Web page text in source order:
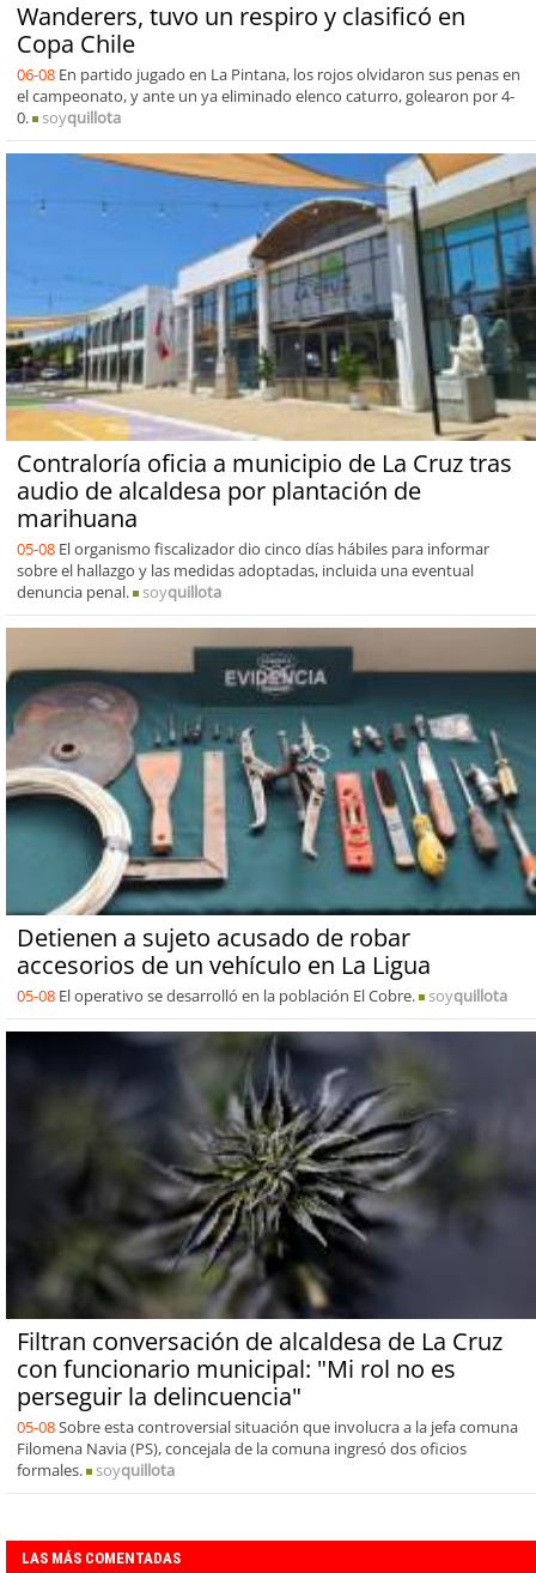
Wanderers, tuvo un respiro y clasificó en
Copa Chile
06-08 En partido jugado en La Pintana, los rojos olvidaron sus penas en
el campeonato, y ante un ya eliminado elenco caturro, golearon por 4-
0.
soyquillota
Contraloría oficia a municipio de La Cruz tras
audio de alcaldesa por plantación de
marihuana
05-08 El organismo fiscalizador dio cinco días hábiles para informar
sobre el hallazgo y las medidas adoptadas, incluida una eventual
denuncia penal.
soyquillota
Detienen a sujeto acusado de robar
accesorios de un vehículo en La Ligua
05-08 El operativo se desarrolló en la población El Cobre. soyquillota
Filtran conversación de alcaldesa de La Cruz
con funcionario municipal: "Mi rol no es
perseguir la delincuencia"
05-08Sobre esta controversial situación que involucra a la jefa comuna
Filomena Navia (PS), concejala de la comuna ingresó dos oficios
formales.
soyquillota
LAS MÁS COMENTADAS